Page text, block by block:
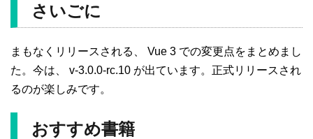
さいごに
まもなくリリースされる、 Vue 3 での変更点をまとめまし
た。今は、 v-3.0.0-rc.10 が出ています。正式リリースされ
るのが楽しみです。
おすすめ書籍